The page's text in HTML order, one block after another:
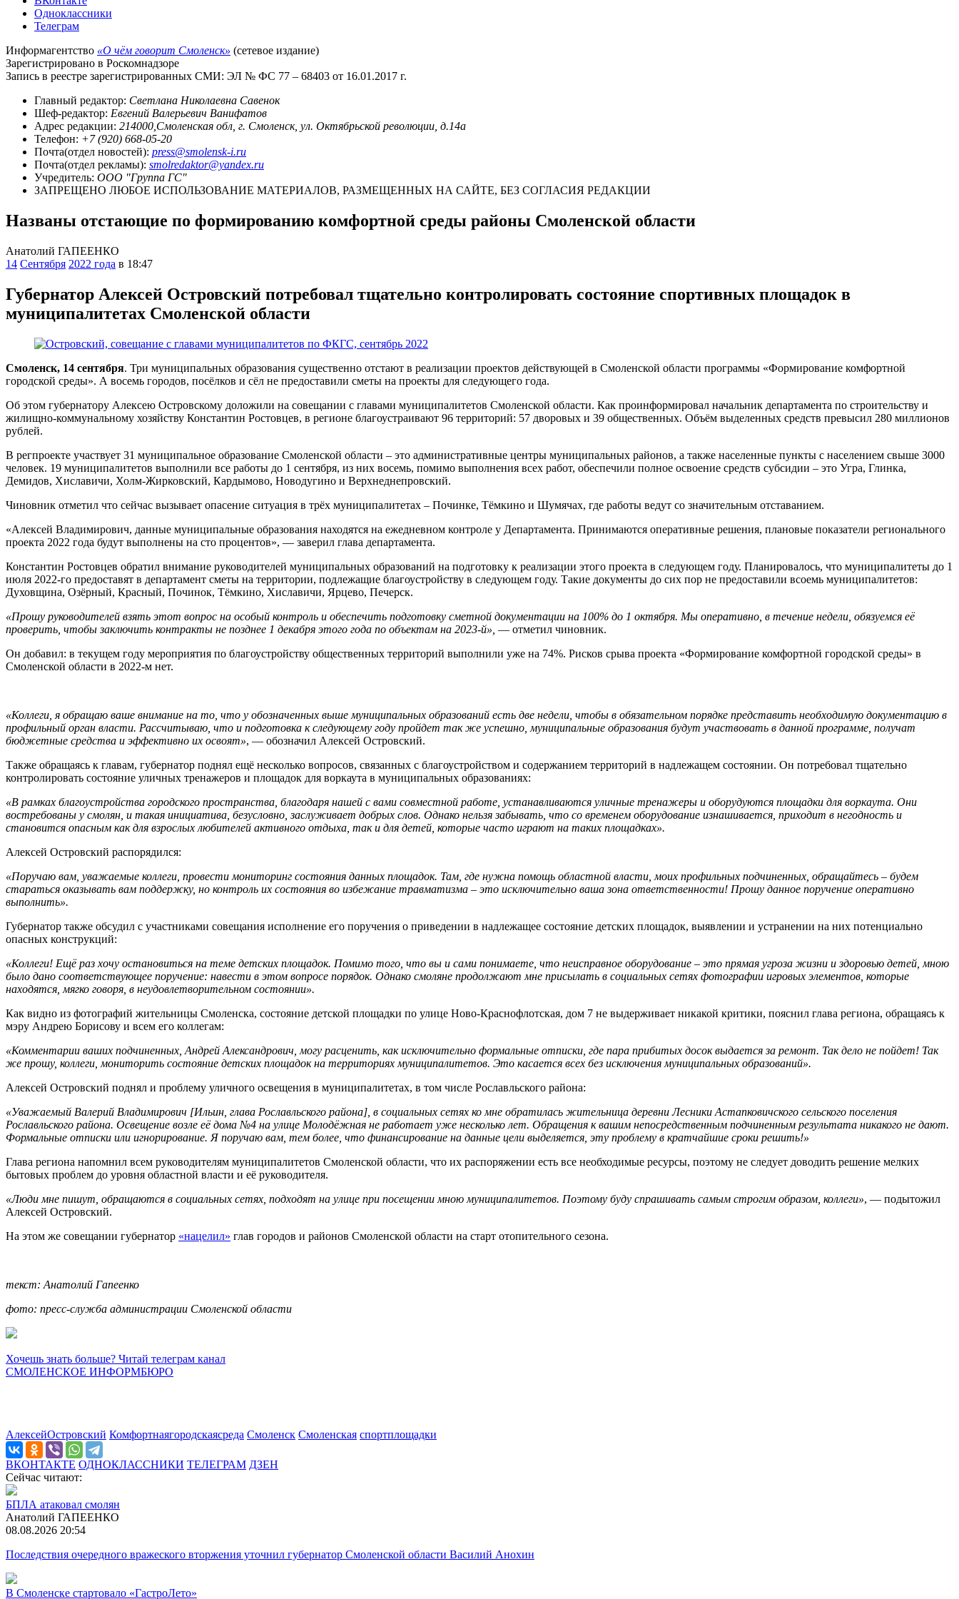
Одноклассники
Телеграм
Информагентство «О чём говорит Смоленск» (сетевое издание)
Зарегистрировано в Роскомнадзоре
Запись в реестре зарегистрированных СМИ: ЭЛ № ФС 77 – 68403 от 16.01.2017 г.
Главный редактор: Светлана Николаевна Савенок
Шеф-редактор: Евгений Валерьевич Ванифатов
Адрес редакции: 214000,Смоленская обл, г. Смоленск, ул. Октябрьской революции, д.14а
Телефон: +7 (920) 668-05-20
Почта(отдел новостей): press@smolensk-i.ru
Почта(отдел рекламы): smolredaktor@yandex.ru
Учредитель: ООО "Группа ГС"
ЗАПРЕЩЕНО ЛЮБОЕ ИСПОЛЬЗОВАНИЕ МАТЕРИАЛОВ, РАЗМЕЩЕННЫХ НА САЙТЕ, БЕЗ СОГЛАСИЯ РЕДАКЦИИ
Названы отстающие по формированию комфортной среды районы Смоленской области
Анатолий ГАПЕЕНКО
14 Сентября 2022 года в 18:47
Губернатор Алексей Островский потребовал тщательно контролировать состояние спортивных площадок в
муниципалитетах Смоленской области
Смоленск, 14 сентября. Три муниципальных образования существенно отстают в реализации проектов действующей в Смоленской области программы «Формирование комфортной
городской среды». А восемь городов, посёлков и сёл не предоставили сметы на проекты для следующего года.
Об этом губернатору Алексею Островскому доложили на совещании с главами муниципалитетов Смоленской области. Как проинформировал начальник департамента по строительству и
жилищно-коммунальному хозяйству Константин Ростовцев, в регионе благоустраивают 96 территорий: 57 дворовых и 39 общественных. Объём выделенных средств превысил 280 миллионов
рублей.
В регпроекте участвует 31 муниципальное образование Смоленской области – это административные центры муниципальных районов, а также населенные пункты с населением свыше 3000
человек. 19 муниципалитетов выполнили все работы до 1 сентября, из них восемь, помимо выполнения всех работ, обеспечили полное освоение средств субсидии – это Угра, Глинка,
Демидов, Хиславичи, Холм-Жирковский, Кардымово, Новодугино и Верхнеднепровский.
Чиновник отметил что сейчас вызывает опасение ситуация в трёх муниципалитетах – Починке, Тёмкино и Шумячах, где работы ведут со значительным отставанием.
«Алексей Владимирович, данные муниципальные образования находятся на ежедневном контроле у Департамента. Принимаются оперативные решения, плановые показатели регионального
проекта 2022 года будут выполнены на сто процентов», — заверил глава департамента.
Константин Ростовцев обратил внимание руководителей муниципальных образований на подготовку к реализации этого проекта в следующем году. Планировалось, что муниципалитеты до 1
июля 2022-го предоставят в департамент сметы на территории, подлежащие благоустройству в следующем году. Такие документы до сих пор не предоставили всоемь муниципалитетов:
Духовщина, Озёрный, Красный, Починок, Тёмкино, Хиславичи, Ярцево, Печерск.
«Прошу руководителей взять этот вопрос на особый контроль и обеспечить подготовку сметной документации на 100% до 1 октября. Мы оперативно, в течение недели, обязуемся её
проверить, чтобы заключить контракты не позднее 1 декабря этого года по объектам на 2023-й», — отметил чиновник.
Он добавил: в текущем году мероприятия по благоустройству общественных территорий выполнили уже на 74%. Рисков срыва проекта «Формирование комфортной городской среды» в
Смоленской области в 2022-м нет.
«Коллеги, я обращаю ваше внимание на то, что у обозначенных выше муниципальных образований есть две недели, чтобы в обязательном порядке представить необходимую документацию в
профильный орган власти. Рассчитываю, что и подготовка к следующему году пройдет так же успешно, муниципальные образования будут участвовать в данной программе, получат
бюджетные средства и эффективно их освоят», — обозначил Алексей Островский.
Также обращаясь к главам, губернатор поднял ещё несколько вопросов, связанных с благоустройством и содержанием территорий в надлежащем состоянии. Он потребовал тщательно
контролировать состояние уличных тренажеров и площадок для воркаута в муниципальных образованиях:
«В рамках благоустройства городского пространства, благодаря нашей с вами совместной работе, устанавливаются уличные тренажеры и оборудуются площадки для воркаута. Они
востребованы у смолян, и такая инициатива, безусловно, заслуживает добрых слов. Однако нельзя забывать, что со временем оборудование изнашивается, приходит в негодность и
становится опасным как для взрослых любителей активного отдыха, так и для детей, которые часто играют на таких площадках».
Алексей Островский распорядился:
«Поручаю вам, уважаемые коллеги, провести мониторинг состояния данных площадок. Там, где нужна помощь областной власти, моих профильных подчиненных, обращайтесь – будем
стараться оказывать вам поддержку, но контроль их состояния во избежание травматизма – это исключительно ваша зона ответственности! Прошу данное поручение оперативно
выполнить».
Губернатор также обсудил с участниками совещания исполнение его поручения о приведении в надлежащее состояние детских площадок, выявлении и устранении на них потенциально
опасных конструкций:
«Коллеги! Ещё раз хочу остановиться на теме детских площадок. Помимо того, что вы и сами понимаете, что неисправное оборудование – это прямая угроза жизни и здоровью детей, мною
было дано соответствующее поручение: навести в этом вопросе порядок. Однако смоляне продолжают мне присылать в социальных сетях фотографии игровых элементов, которые
находятся, мягко говоря, в неудовлетворительном состоянии».
Как видно из фотографий жительницы Смоленска, состояние детской площадки по улице Ново-Краснофлотская, дом 7 не выдерживает никакой критики, пояснил глава региона, обращаясь к
мэру Андрею Борисову и всем его коллегам:
«Комментарии ваших подчиненных, Андрей Александрович, могу расценить, как исключительно формальные отписки, где пара прибитых досок выдается за ремонт. Так дело не пойдет! Так
же прошу, коллеги, мониторить состояние детских площадок на территориях муниципалитетов. Это касается всех без исключения муниципальных образований».
Алексей Островский поднял и проблему уличного освещения в муниципалитетах, в том числе Рославльского района:
«Уважаемый Валерий Владимирович [Ильин, глава Рославльского района], в социальных сетях ко мне обратилась жительница деревни Лесники Астапковичского сельского поселения
Рославльского района. Освещение возле её дома №4 на улице Молодёжная не работает уже несколько лет. Обращения к вашим непосредственным подчиненным результата никакого не дают.
Формальные отписки или игнорирование. Я поручаю вам, тем более, что финансирование на данные цели выделяется, эту проблему в кратчайшие сроки решить!»
Глава региона напомнил всем руководителям муниципалитетов Смоленской области, что их распоряжении есть все необходимые ресурсы, поэтому не следует доводить решение мелких
бытовых проблем до уровня областной власти и её руководителя.
«Люди мне пишут, обращаются в социальных сетях, подходят на улице при посещении мною муниципалитетов. Поэтому буду спрашивать самым строгим образом, коллеги», — подытожил
Алексей Островский.
На этом же совещании губернатор «нацелил» глав городов и районов Смоленской области на старт отопительного сезона.
текст: Анатолий Гапеенко
фото: пресс-служба администрации Смоленской области
Хочешь знать больше? Читай телеграм канал
СМОЛЕНСКОЕ ИНФОРМБЮРО
АлексейОстровский Комфортнаягородскаясреда Смоленск Смоленская спортплощадки
ВКОНТАКТЕ ОДНОКЛАССНИКИ ТЕЛЕГРАМ ДЗЕН
Сейчас читают:
БПЛА атаковал смолян
Анатолий ГАПЕЕНКО
08.08.2026 20:54
Последствия очередного вражеского вторжения уточнил губернатор Смоленской области Василий Анохин
В Смоленске стартовало «ГастроЛето»